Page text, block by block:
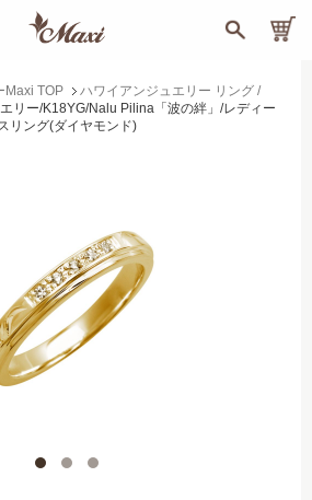
Maxi TOP
ハワイアンジュエリー リング /
リー/K18YG/Nalu Pilina「波の絆」/レディー
リング(ダイヤモンド)